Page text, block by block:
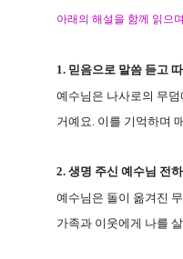
아래의 해설을 함께 읽으
1. 믿음으로 말씀 듣고 따
예수님은 나사로의 무
거예요. 이를 기억하며
2. 생명 주신 예수님 전하
예수님은 돌이 옮겨진
가족과 이웃에게 나를